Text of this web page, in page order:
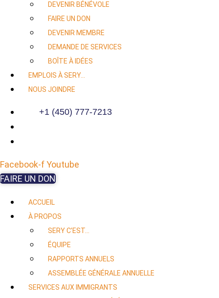
DEVENIR BÉNÉVOLE
FAIRE UN DON
DEVENIR MEMBRE
DEMANDE DE SERVICES
BOÎTE À IDÉES
EMPLOIS À SERY…
NOUS JOINDRE
+1 (450) 777-7213
Facebook-fYoutube
FAIRE UN DON
ACCUEIL
À PROPOS
SERY C’EST…
ÉQUIPE
RAPPORTS ANNUELS
ASSEMBLÉE GÉNÉRALE ANNUELLE
SERVICES AUX IMMIGRANTS